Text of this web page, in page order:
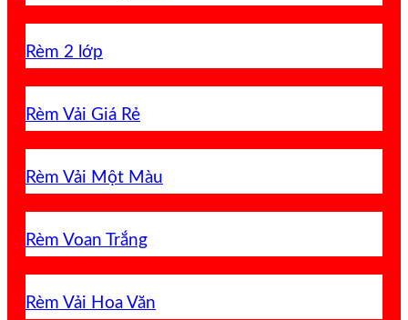
Rèm 2 lớp
Rèm Vải Giá Rẻ
Rèm Vải Một Màu
Rèm Voan Trắng
Rèm Vải Hoa Văn